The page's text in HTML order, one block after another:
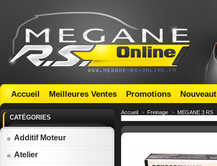
Accueil Meilleures Ventes Promotions
CATÉGORIES
Additif Moteur
Atelier
Accueil > Freinage > MEGANE 3 RS